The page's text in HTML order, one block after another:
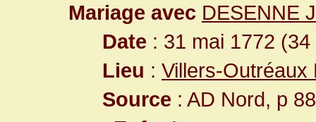
Mariage avec DESENNE
Date : 31 mai 1772
Lieu : Villers-Outréaux
Source : AD Nord, p